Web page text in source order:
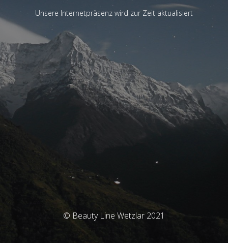
Unsere Internetpräsenz wird zur Zeit aktualisiert
© Beauty Line Wetzlar 2021